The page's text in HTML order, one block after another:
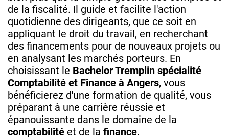
de la fiscalité. Il guide et facilite l'action
quotidienne des dirigeants, que ce soit en
appliquant le droit du travail, en recherchant
des financements pour de nouveaux projets ou
en analysant les marchés porteurs. En
choisissant le Bachelor Tremplin spécialité
Comptabilité et Finance à Angers, vous
bénéficierez d'une formation de qualité, vous
préparant à une carrière réussie et
épanouissante dans le domaine de la
comptabilité et de la finance.